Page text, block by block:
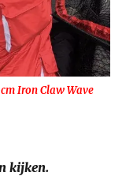
Iron Claw Wave
kijken.